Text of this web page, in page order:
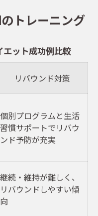
ム通いのコツ
的なジムの違い表
メニューとは
実感した効果
筋トレの工夫
理由
しいボディライン
体型ビフォーアフ
性の体験談
ット習慣の作り方
トレーニング
ット成功例比較
リバウンド対策
個別プログラムと生活
習慣サポートでリバウ
ンド予防が充実
継続・維持が難しく、
リバウンドしやすい傾
向